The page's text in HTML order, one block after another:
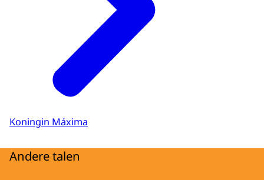
Koningin Máxima
Andere talen